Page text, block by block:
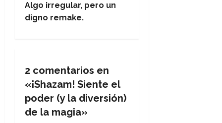
e
c
i
ó
Algo irregular, pero un
digno remake.
2 comentarios en
«¡Shazam! Siente el
poder (y la diversión)
de la magia»